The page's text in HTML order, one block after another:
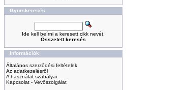
Gyorskeresés
Ide kell beírni a keresett cikk nevét.
Összetett keresés
Információk
Általános szerződési feltételek
Az adatkezelésről
A használat szabályai
Kapcsolat - Vevőszolgálat